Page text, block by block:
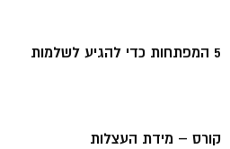
5 המפתחות כדי להגיע לשלמות
קורס – מידת העצלות